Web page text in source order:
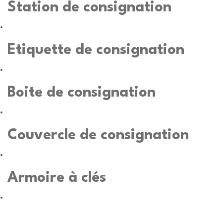
Station de consignation
Etiquette de consignation
Boite de consignation
Couvercle de consignation
Armoire à clés